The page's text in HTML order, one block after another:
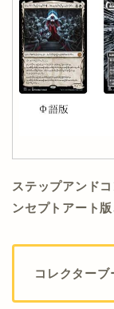
ステップアンド
ンセプトアート
コレクターブ